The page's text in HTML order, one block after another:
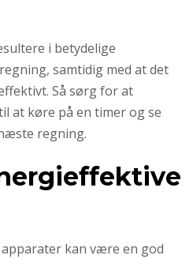
i betydelige
samtidig med at det
Så sørg for at
at køre på en timer og se
regning.
kan være en god